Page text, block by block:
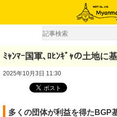
ﾐｬﾝﾏｰ国軍､ﾛﾋﾝｷﾞｬの土地に
2025年10月3日 11:30
多くの団体が利益を得たBGP